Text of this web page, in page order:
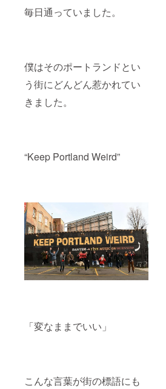
毎日通っていました。
僕はそのポートランドとい
う街にどんどん惹かれてい
きました。
“Keep Portland Weird”
「変なままでいい」
こんな言葉が街の標語にも